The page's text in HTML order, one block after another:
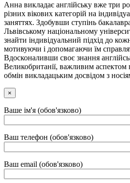
Анна викладає англійську вже три
різних вікових категорій на
заняттях. Здобувши ступінь
Львівському національному
знайти індивідуальний підхід до
мотивуючи і допомагаючи їм
Вдосконаливши своє знання
Великобританії, важливим аспектом
обмін викладацьким досвідом з
×
Ваше ім'я (обов'язково)
Ваш телефон (обов'язково)
Ваш email (обов'язково)